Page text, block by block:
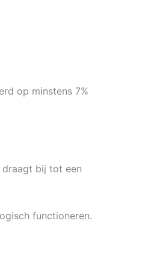
op minstens 7%
draagt bij tot een
functioneren.